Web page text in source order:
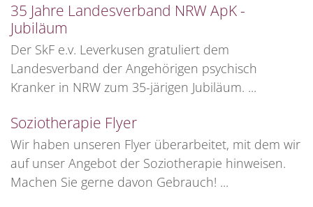
35 Jahre Landesverband NRW ApK -
Jubiläum
Der SkF e.v. Leverkusen gratuliert dem
Landesverband der Angehörigen psychisch
Kranker in NRW zum 35-järigen Jubiläum. ...
Soziotherapie Flyer
Wir haben unseren Flyer überarbeitet, mit dem wir
auf unser Angebot der Soziotherapie hinweisen.
Machen Sie gerne davon Gebrauch! ...